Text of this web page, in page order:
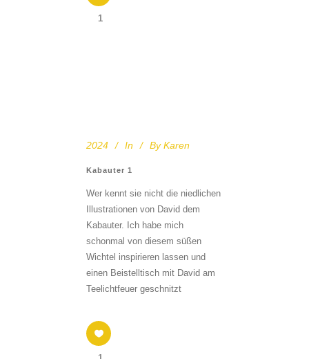
1
2024 In By Karen
Kabauter 1
Wer kennt sie nicht die niedlichen
Illustrationen von David dem
Kabauter. Ich habe mich
schonmal von diesem süßen
Wichtel inspirieren lassen und
einen Beistelltisch mit David am
Teelichtfeuer geschnitzt